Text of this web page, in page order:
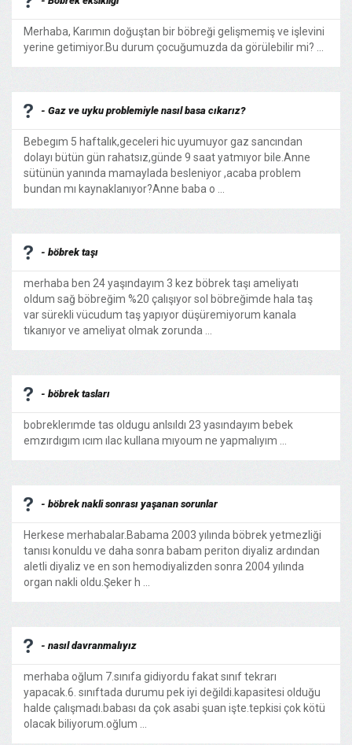
Merhaba, Karımın doğuştan bir böbreği gelişmemiş ve işlevini
yerine getimiyor.Bu durum çocuğumuzda da görülebilir mi? ...
- Gaz ve uyku problemiyle nasıl basa cıkarız?
Bebegım 5 haftalık,geceleri hic uyumuyor gaz sancından
dolayı bütün gün rahatsız,günde 9 saat yatmıyor bile.Anne
sütünün yanında mamaylada besleniyor ,acaba problem
bundan mı kaynaklanıyor?Anne baba o ...
- böbrek taşı
merhaba ben 24 yaşındayım 3 kez böbrek taşı ameliyatı
oldum sağ böbreğim %20 çalışıyor sol böbreğimde hala taş
var sürekli vücudum taş yapıyor düşüremiyorum kanala
tıkanıyor ve ameliyat olmak zorunda ...
- böbrek tasları
bobreklerımde tas oldugu anlsıldı 23 yasındayım bebek
emzırdıgım ıcım ılac kullana mıyoum ne yapmalıyım ...
- böbrek nakli sonrası yaşanan sorunlar
Herkese merhabalar.Babama 2003 yılında böbrek yetmezliği
tanısı konuldu ve daha sonra babam periton diyaliz ardından
aletli diyaliz ve en son hemodiyalizden sonra 2004 yılında
organ nakli oldu.Şeker h ...
- nasıl davranmalıyız
merhaba oğlum 7.sınıfa gidiyordu fakat sınıf tekrarı
yapacak.6. sınıftada durumu pek iyi değildi.kapasitesi olduğu
halde çalışmadı.babası da çok asabi şuan işte.tepkisi çok kötü
olacak biliyorum.oğlum ...